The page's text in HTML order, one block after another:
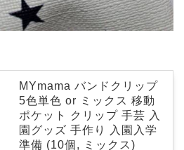
MYmama バンドクリップ
5色単色 or ミックス 移動
ポケット クリップ 手芸 入
園グッズ 手作り 入園入学
準備 (10個, ミックス)